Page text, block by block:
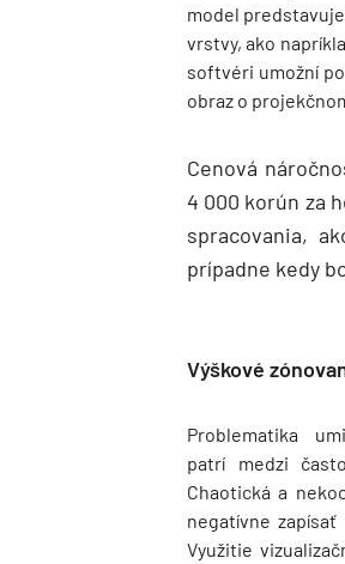
model
vrstvy, ako
softvéri umožní
obraz o
Cenová
4 000 korún za
spracovania,
prípadne kedy
Výškové
Problematika
patrí medzi
Chaotická a
negatívne
Využitie